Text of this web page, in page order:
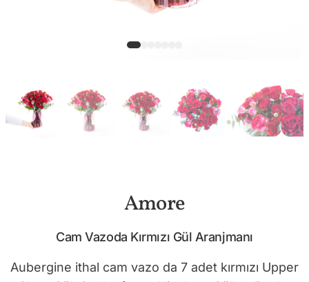
Amore
Cam Vazoda Kırmızı Gül Aranjmanı
Aubergine ithal cam vazo da 7 adet kırmızı Upper